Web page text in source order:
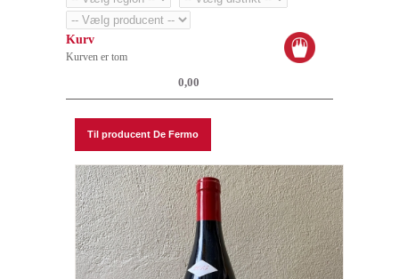
Kurv
Kurven er tom
0,00
Til producent De Fermo